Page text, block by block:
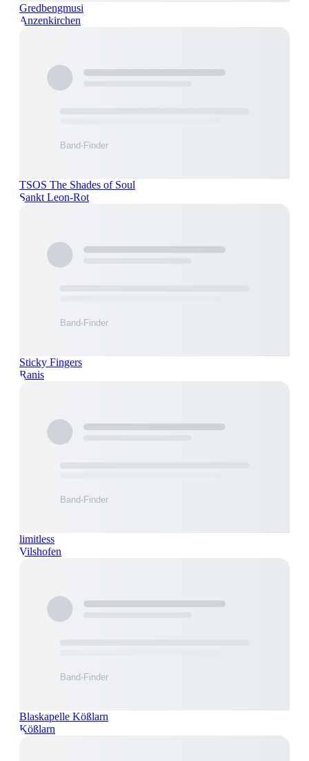
Gredbengmusi
Anzenkirchen
TSOS The Shades of Soul
Sankt Leon-Rot
Sticky Fingers
Ranis
limitless
Vilshofen
Blaskapelle Kößlarn
Kößlarn